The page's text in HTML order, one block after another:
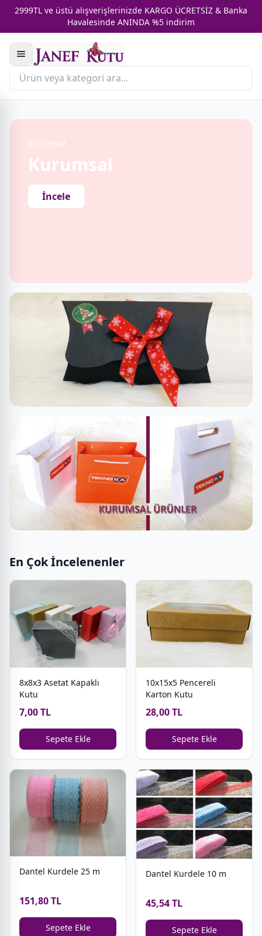
2999TL ve üstü alışverişlerinizde KARGO ÜCRETSİZ & Banka
Havalesinde ANINDA %5 indirim
Kurumsal
Kurumsal
İncele
En Çok İncelenenler
8x8x3 Asetat Kapaklı
Kutu
7,00 TL
Sepete Ekle
10x15x5 Pencereli
Karton Kutu
28,00 TL
Sepete Ekle
Dantel Kurdele 25 m
151,80 TL
Sepete Ekle
Dantel Kurdele 10 m
45,54 TL
Sepete Ekle